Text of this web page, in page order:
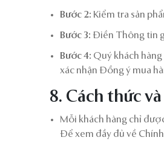
Bước 2: Kiểm tra sản
Bước 3: Điền Thông tin
Bước 4: Quý khách
xác nhận Đồng ý mua
8. Cách thức
Mỗi khách hàng chỉ
Để xem đầy đủ về